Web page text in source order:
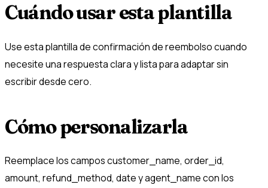
Cuándo usar esta plantilla
Use esta plantilla de confirmación de reembolso cuando
necesite una respuesta clara y lista para adaptar sin
escribir desde cero.
Cómo personalizarla
Reemplace los campos customer_name, order_id,
amount, refund_method, date y agent_name con los